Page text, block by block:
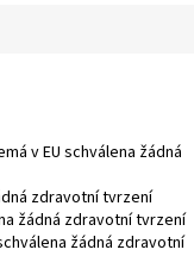
v EU schválena žádná
zdravotní tvrzení
žádná zdravotní tvrzení
žádná zdravotní